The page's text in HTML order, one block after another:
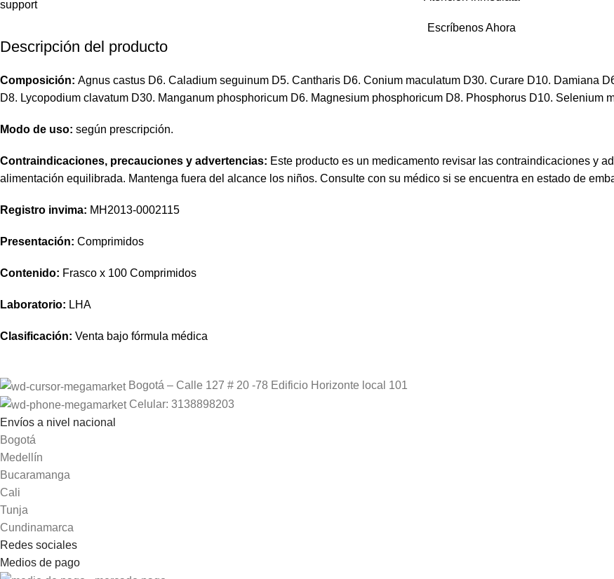
Escríbenos Ahora
Descripción del producto
Composición: Agnus castus D6. Caladium seguinum D5. Cantharis D6. Conium maculatum D30. Curare D10. Damiana
D8. Lycopodium clavatum D30. Manganum phosphoricum D6. Magnesium phosphoricum D8. Phosphorus D10. Selenium
Modo de uso: según prescripción.
Contraindicaciones, precauciones y advertencias: Este producto es un medicamento revisar las contraindicaciones y
alimentación equilibrada. Mantenga fuera del alcance los niños. Consulte con su médico si se encuentra en estado de
Registro invima: MH2013-0002115
Presentación: Comprimidos
Contenido: Frasco x 100 Comprimidos
Laboratorio: LHA
Clasificación: Venta bajo fórmula médica
Bogotá – Calle 127 # 20 -78 Edificio Horizonte local 101
Celular: 3138898203
Envíos a nivel nacional
Bogotá
Medellín
Bucaramanga
Cali
Tunja
Cundinamarca
Redes sociales
Medios de pago